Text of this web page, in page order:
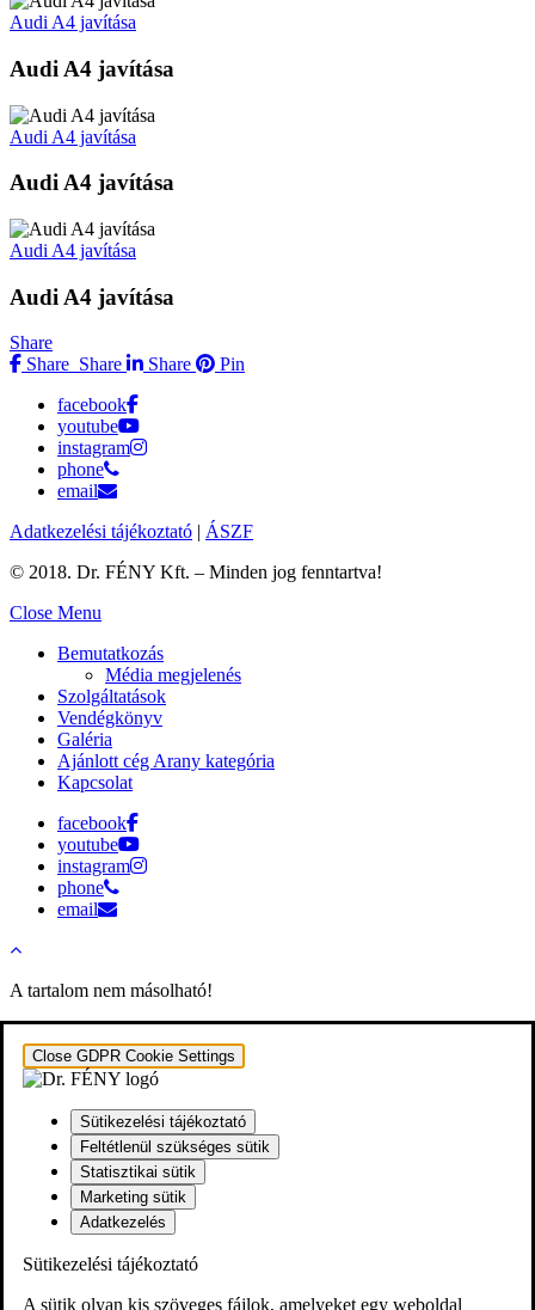
Audi A4 javítása
Audi A4 javítása
Audi A4 javítása
Audi A4 javítása
Audi A4 javítása
Audi A4 javítása
Share
Share Share Share
Pin
facebook
youtube
instagram
phone
email
Adatkezelési tájékoztató | ÁSZF
© 2018. Dr. FÉNY Kft. – Minden jog fenntartva!
Close Menu
Bemutatkozás
Média megjelenés
Szolgáltatások
Vendégkönyv
Galéria
Ajánlott cég Arany kategória
Kapcsolat
facebook
youtube
instagram
phone
email
A tartalom nem másolható!
Close GDPR Cookie Settings
Sütikezelési tájékoztató
Feltétlenül szükséges sütik
Statisztikai sütik
Marketing sütik
Adatkezelés
Sütikezelési tájékoztató
A sütik olyan kis szöveges fájlok, amelyeket egy weboldal